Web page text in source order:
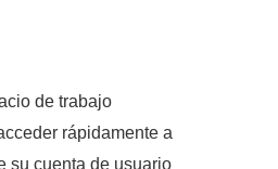
de trabajo
rápidamente a
su cuenta de usuario